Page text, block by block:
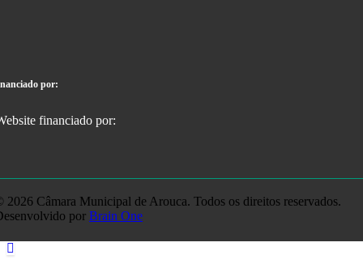
por:
2026 Câmara Municipal de Arouca. Todos os direitos reservados.
por Brain One